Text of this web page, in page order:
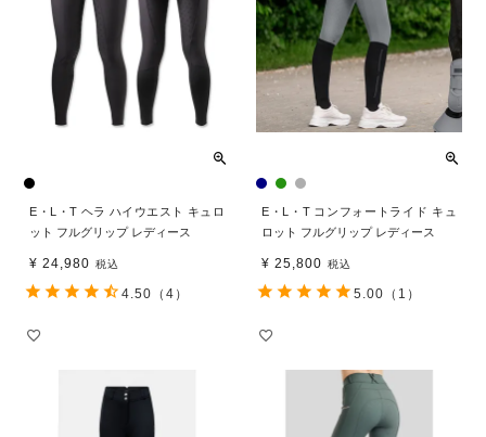
E・L・T ヘラ ハイウエスト キュロ
ット フルグリップ レディース
¥ 24,980 税込
4.50 （4）
E・L・T コンフォートライド キュ
ロット フルグリップ レディース
¥ 25,800 税込
5.00 （1）